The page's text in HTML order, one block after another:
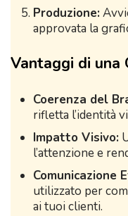
Produzione:
approvata la
Vantaggi di una
Coerenza del
rifletta l’identità
Impatto Visivo:
l’attenzione e
Comunicazione
utilizzato per
ai tuoi clienti.